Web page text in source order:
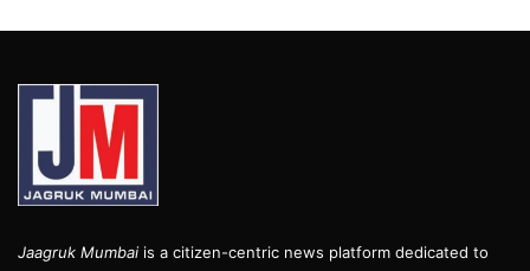
Jaagruk Mumbai is a citizen-centric news platform dedicated to